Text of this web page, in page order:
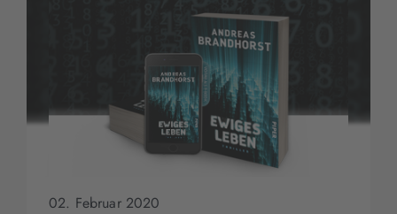
02. Februar 2020